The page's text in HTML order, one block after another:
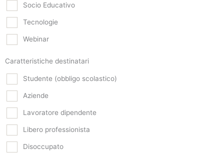
Socio Educativo
Tecnologie
Webinar
Caratteristiche destinatari
Studente (obbligo scolastico)
Aziende
Lavoratore dipendente
Libero professionista
Disoccupato